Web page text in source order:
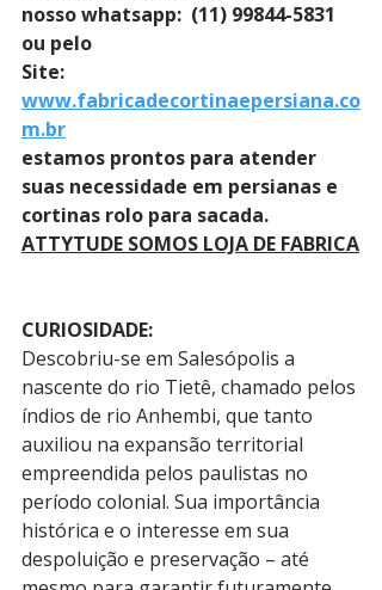
nosso whatsapp:  (11) 99844-5831
ou pelo
Site:
www.fabricadecortinaepersiana.co
m.br
estamos prontos para atender
suas necessidade em persianas e
cortinas rolo para sacada.
ATTYTUDE SOMOS LOJA DE FABRICA
CURIOSIDADE:
Descobriu-se em Salesópolis a
nascente do rio Tietê, chamado pelos
índios de rio Anhembi, que tanto
auxiliou na expansão territorial
empreendida pelos paulistas no
período colonial. Sua importância
histórica e o interesse em sua
despoluição e preservação – até